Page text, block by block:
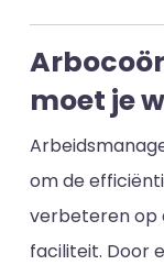
moet je
om de
verbeteren op
faciliteit. Door